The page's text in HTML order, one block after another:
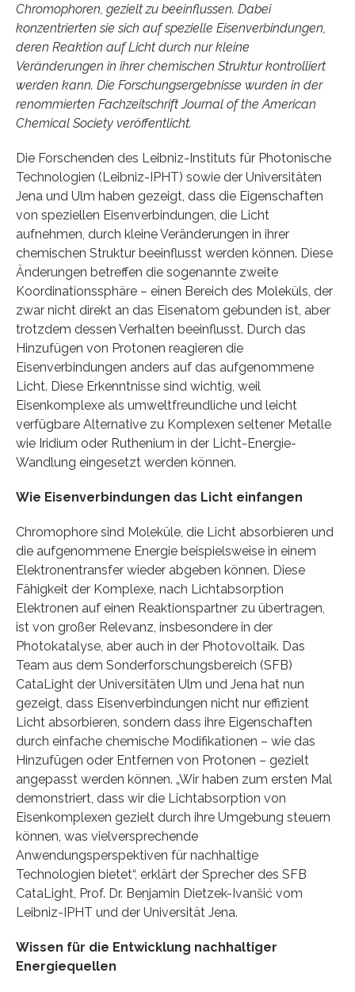
Chromophoren, gezielt zu beeinflussen. Dabei
konzentrierten sie sich auf spezielle Eisenverbindungen,
deren Reaktion auf Licht durch nur kleine
Veränderungen in ihrer chemischen Struktur kontrolliert
werden kann. Die Forschungsergebnisse wurden in der
renommierten Fachzeitschrift Journal of the American
Chemical Society veröffentlicht.
Die Forschenden des Leibniz-Instituts für Photonische
Technologien (Leibniz-IPHT) sowie der Universitäten
Jena und Ulm haben gezeigt, dass die Eigenschaften
von speziellen Eisenverbindungen, die Licht
aufnehmen, durch kleine Veränderungen in ihrer
chemischen Struktur beeinflusst werden können. Diese
Änderungen betreffen die sogenannte zweite
Koordinationssphäre – einen Bereich des Moleküls, der
zwar nicht direkt an das Eisenatom gebunden ist, aber
trotzdem dessen Verhalten beeinflusst. Durch das
Hinzufügen von Protonen reagieren die
Eisenverbindungen anders auf das aufgenommene
Licht. Diese Erkenntnisse sind wichtig, weil
Eisenkomplexe als umweltfreundliche und leicht
verfügbare Alternative zu Komplexen seltener Metalle
wie Iridium oder Ruthenium in der Licht-Energie-
Wandlung eingesetzt werden können.
Wie Eisenverbindungen das Licht einfangen
Chromophore sind Moleküle, die Licht absorbieren und
die aufgenommene Energie beispielsweise in einem
Elektronentransfer wieder abgeben können. Diese
Fähigkeit der Komplexe, nach Lichtabsorption
Elektronen auf einen Reaktionspartner zu übertragen,
ist von großer Relevanz, insbesondere in der
Photokatalyse, aber auch in der Photovoltaik. Das
Team aus dem Sonderforschungsbereich (SFB)
CataLight der Universitäten Ulm und Jena hat nun
gezeigt, dass Eisenverbindungen nicht nur effizient
Licht absorbieren, sondern dass ihre Eigenschaften
durch einfache chemische Modifikationen – wie das
Hinzufügen oder Entfernen von Protonen – gezielt
angepasst werden können. „Wir haben zum ersten Mal
demonstriert, dass wir die Lichtabsorption von
Eisenkomplexen gezielt durch ihre Umgebung steuern
können, was vielversprechende
Anwendungsperspektiven für nachhaltige
Technologien bietet“, erklärt der Sprecher des SFB
CataLight, Prof. Dr. Benjamin Dietzek-Ivanšić vom
Leibniz-IPHT und der Universität Jena.
Wissen für die Entwicklung nachhaltiger
Energiequellen